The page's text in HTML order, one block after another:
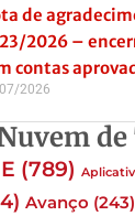
de
2026 –
contas
2026
de
(789)
Avanço (243)